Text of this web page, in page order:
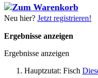
Neu hier? Jetzt registrieren!
Ergebnisse anzeigen
Ergebnisse anzeigen
Hauptzutat: Fisch